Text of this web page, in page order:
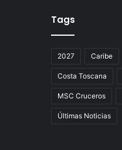
Tags
2027 Caribe
Costa Toscana
MSC Cruceros
Últimas Noticias